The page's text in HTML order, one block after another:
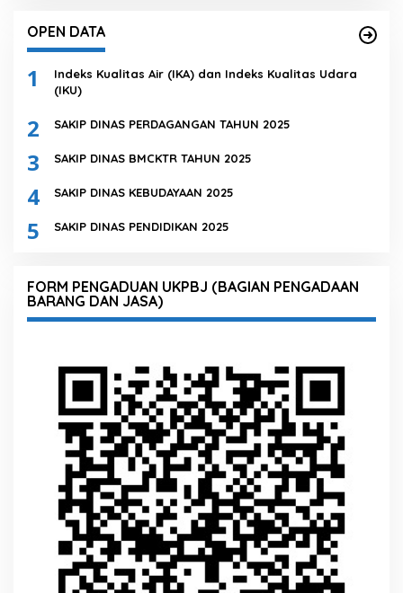
OPEN DATA
1
Indeks Kualitas Air (IKA) dan Indeks Kualitas Udara
(IKU)
2 SAKIP DINAS PERDAGANGAN TAHUN 2025
3 SAKIP DINAS BMCKTR TAHUN 2025
4 SAKIP DINAS KEBUDAYAAN 2025
5 SAKIP DINAS PENDIDIKAN 2025
FORM PENGADUAN UKPBJ (BAGIAN PENGADAAN
BARANG DAN JASA)